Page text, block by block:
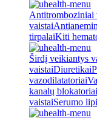
Antitromboziniai
vaistai
tirpalaiKiti
Širdį veikiantys
vaistaiDiuretikai
vazodilatatoriai
kanalų blokatoriai
vaistaiSerumo